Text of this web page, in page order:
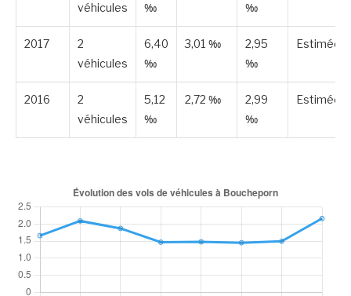
véhicules
‰
‰
2017
2
véhicules
6,40
‰
3,01 ‰
2,95
‰
Estimée
2016
2
véhicules
5,12
‰
2,72 ‰
2,99
‰
Estimée